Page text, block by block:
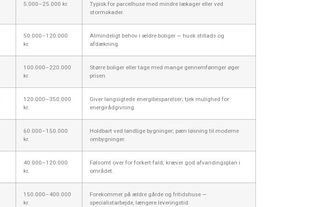
5.000–25.000 kr.
Typisk for parcelhuse med mindre lækager eller ved
stormskader.
50.000–120.000
kr.
Almindeligt behov i ældre boliger — husk stillads og
afdækning.
100.000–220.000
kr.
Større boliger eller tage med mange gennemføringer øger
prisen.
120.000–350.000
kr.
Giver langsigtede energibesparelser; tjek mulighed for
energirådgivning.
60.000–150.000
kr.
Holdbart ved landlige bygninger; pæn løsning til moderne
ombygninger.
40.000–120.000
kr.
Følsomt over for forkert fald; kræver god afvandingsplan i
området.
150.000–400.000
kr.
Forekommer på ældre gårde og fritidshuse —
specialistarbejde, længere leveringstid.